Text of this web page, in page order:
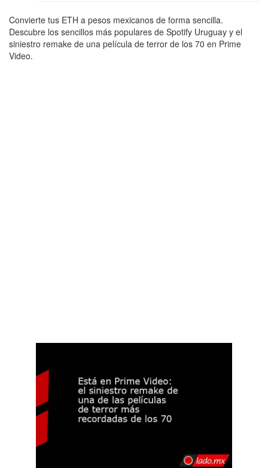
Convierte tus ETH a pesos mexicanos de forma sencilla.
Descubre los sencillos más populares de Spotify Uruguay y el
siniestro remake de una película de terror de los 70 en Prime
Video.